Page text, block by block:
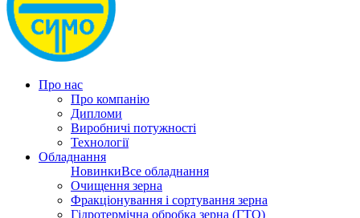
Про нас
Про компанію
Дипломи
Виробничі потужності
Технології
Обладнання
НовинкиВсе обладнання
Очищення зерна
Фракціонування і сортування зерна
Гідротермічна обробка зерна (ГТО)